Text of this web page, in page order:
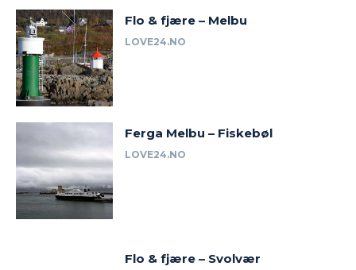
Flo & fjære – Melbu
LOVE24.NO
Ferga Melbu – Fiskebøl
LOVE24.NO
Flo & fjære – Svolvær